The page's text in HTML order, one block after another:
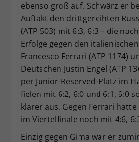
ebenso groß auf. Schwärzler
Auftakt den drittgereihten
(ATP 503) mit 6:3, 6:3 – die
Erfolge gegen den
Francesco Ferrari (ATP 1174)
Deutschen Justin Engel (ATP
per Junior-Reserved-Platz im
fielen mit 6:2, 6:0 und 6:1, 6:0
klarer aus. Gegen Ferrari
im Viertelfinale noch mit 4:6,
Einzig gegen Gima war er